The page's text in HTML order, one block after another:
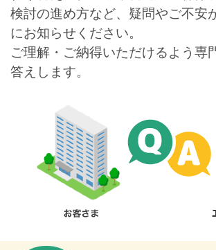
検討の進め方など、 疑問やご不安
にお知らせください。
ご理解・ご納得いただけるよう専
答えします。